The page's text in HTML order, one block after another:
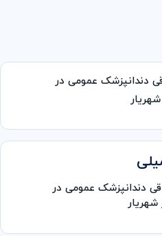
دندانپزشک عمومی در
دندانپزشک عمومی در